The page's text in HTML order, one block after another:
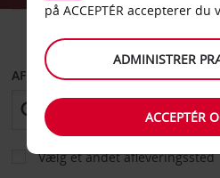
AFHENT FRA
Vælg et andet afleveringssted
på ACCEPTÉR accepterer
ADMINISTRER
ACCEPTÉR